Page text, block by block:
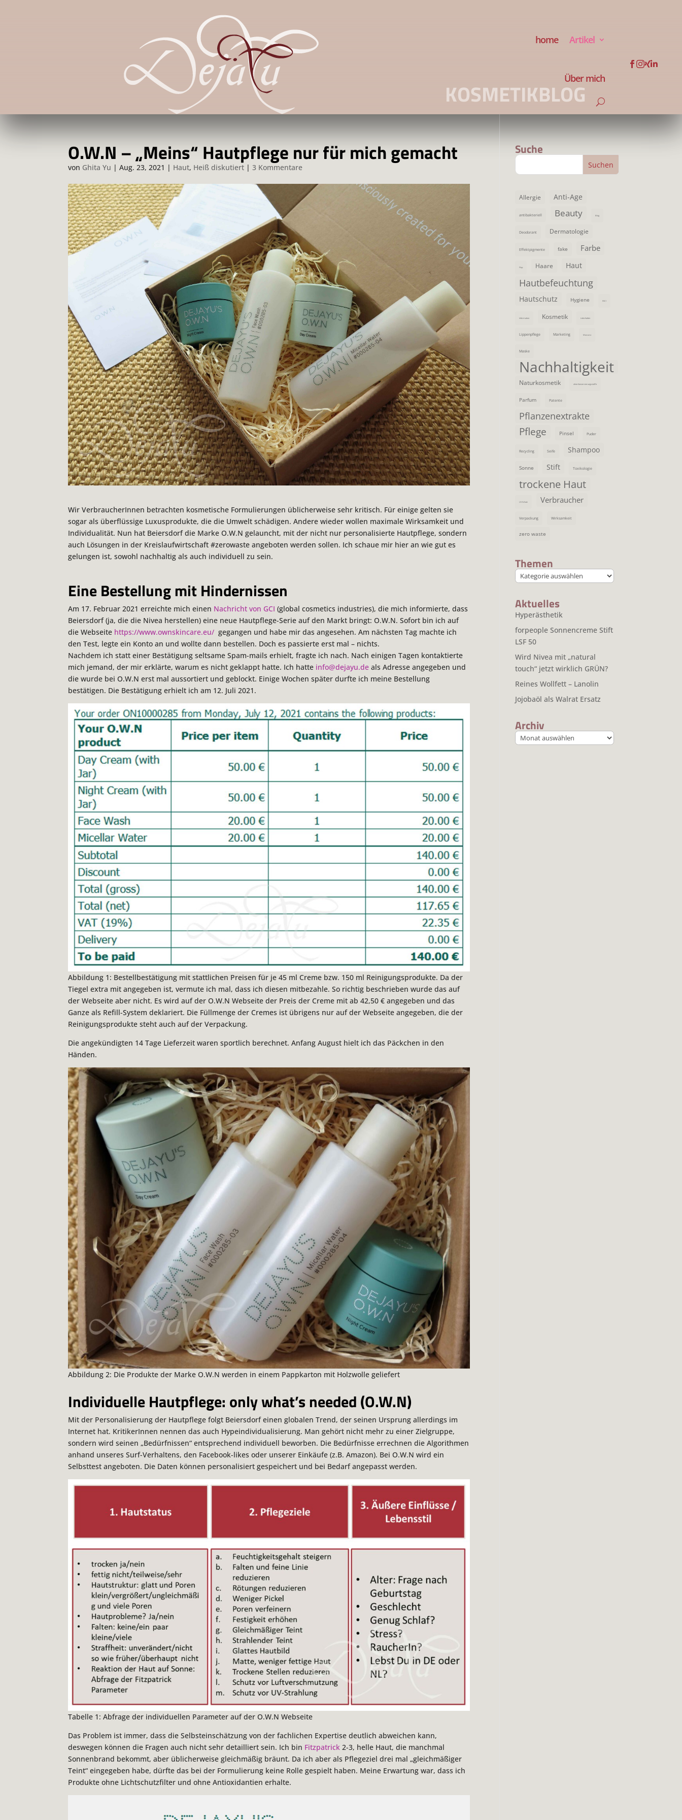
home Artikel
Über mich
KOSMETIKBLOG

O.W.N – „Meins“ Hautpflege nur für mich gemacht
von Ghita Yu |Aug. 23, 2021 | Haut, Heiß diskutiert |3 Kommentare
Wir VerbraucherInnen betrachten kosmetische Formulierungen üblicherweise sehr kritisch. Für einige gelten sie
sogar als überflüssige Luxusprodukte, die die Umwelt schädigen. Andere wieder wollen maximale Wirksamkeit und
Individualität. Nun hat Beiersdorf die Marke O.W.N gelauncht, mit der nicht nur personalisierte Hautpflege, sondern
auch Lösungen in der Kreislaufwirtschaft #zerowaste angeboten werden sollen. Ich schaue mir hier an wie gut es
gelungen ist, sowohl nachhaltig als auch individuell zu sein.
Eine Bestellung mit Hindernissen
Am 17. Februar 2021 erreichte mich einen Nachricht von GCI (global cosmetics industries), die mich informierte, dass
Beiersdorf (ja, die die Nivea herstellen) eine neue Hautpflege-Serie auf den Markt bringt: O.W.N. Sofort bin ich auf
die Webseite https://www.ownskincare.eu/ gegangen und habe mir das angesehen. Am nächsten Tag machte ich
den Test, legte ein Konto an und wollte dann bestellen. Doch es passierte erst mal – nichts.
Nachdem ich statt einer Bestätigung seltsame Spam-mails erhielt, fragte ich nach. Nach einigen Tagen kontaktierte
mich jemand, der mir erklärte, warum es nicht geklappt hatte. Ich hatte info@dejayu.de als Adresse angegeben und
die wurde bei O.W.N erst mal aussortiert und geblockt. Einige Wochen später durfte ich meine Bestellung
bestätigen. Die Bestätigung erhielt ich am 12. Juli 2021.
Abbildung 1: Bestellbestätigung mit stattlichen Preisen für je 45 ml Creme bzw. 150 ml Reinigungsprodukte. Da der
Tiegel extra mit angegeben ist, vermute ich mal, dass ich diesen mitbezahle. So richtig beschrieben wurde das auf
der Webseite aber nicht. Es wird auf der O.W.N Webseite der Preis der Creme mit ab 42,50 € angegeben und das
Ganze als Refill-System deklariert. Die Füllmenge der Cremes ist übrigens nur auf der Webseite angegeben, die der
Reinigungsprodukte steht auch auf der Verpackung.
Die angekündigten 14 Tage Lieferzeit waren sportlich berechnet. Anfang August hielt ich das Päckchen in den
Händen.
Abbildung 2: Die Produkte der Marke O.W.N werden in einem Pappkarton mit Holzwolle geliefert
Individuelle Hautpflege: only what’s needed (O.W.N)
Mit der Personalisierung der Hautpflege folgt Beiersdorf einen globalen Trend, der seinen Ursprung allerdings im
Internet hat. KritikerInnen nennen das auch Hypeindividualisierung. Man gehört nicht mehr zu einer Zielgruppe,
sondern wird seinen „Bedürfnissen“ entsprechend individuell beworben. Die Bedürfnisse errechnen die Algorithmen
anhand unseres Surf-Verhaltens, den Facebook-likes oder unserer Einkäufe (z.B. Amazon). Bei O.W.N wird ein
Selbsttest angeboten. Die Daten können personalisiert gespeichert und bei Bedarf angepasst werden.
Tabelle 1: Abfrage der individuellen Parameter auf der O.W.N Webseite
Das Problem ist immer, dass die Selbsteinschätzung von der fachlichen Expertise deutlich abweichen kann,
deswegen können die Fragen auch nicht sehr detailliert sein. Ich bin Fitzpatrick2-3, helle Haut, die manchmal
Sonnenbrand bekommt, aber üblicherweise gleichmäßig bräunt. Da ich aber als Pflegeziel drei mal „gleichmäßiger
Teint“ eingegeben habe, dürfte das bei der Formulierung keine Rolle gespielt haben. Meine Erwartung war, dass ich
Produkte ohne Lichtschutzfilter und ohne Antioxidantien erhalte.
Suche
Allergie Anti-Age
antibakteriell Beauty Blog
Deodorant Dermatologie
Effektpigmente fake Farbe
Flop Haare Haut
Hautbefeuchtung
Hautschutz Hygiene INCI
Information Kosmetik Lidschatten
Lippenpflege Marketing Mascara
Maske
Nachhaltigkeit
Naturkosmetik ohne Konservierungsstoffe
Parfum Patente
Pflanzenextrakte
Pflege Pinsel Puder
Recycling Seife Shampoo
Sonne Stift Toxikologie
trockene Haut
UV Schutz Verbraucher
Verpackung Wirksamkeit
zero waste
Themen
Themen
Aktuelles
Hyperästhetik
forpeople Sonnencreme Stift
LSF 50
Wird Nivea mit „natural
touch“ jetzt wirklich GRÜN?
Reines Wollfett – Lanolin
Jojobaöl als Walrat Ersatz
Archiv
Archiv